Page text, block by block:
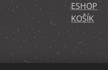
ESHOP
KOŠÍK